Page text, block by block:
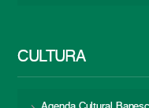
CULTURA